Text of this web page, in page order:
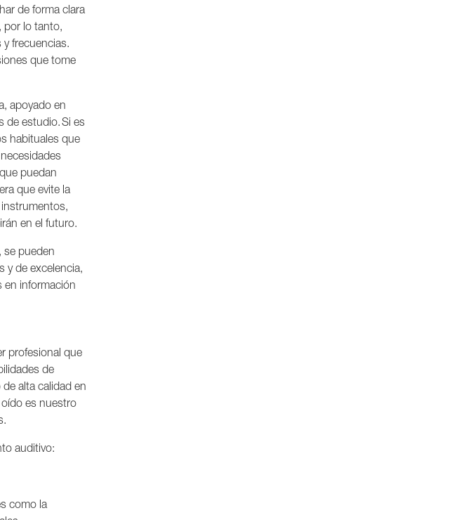
de forma clara
por lo tanto,
frecuencias.
que tome
apoyado en
de estudio. Si es
habituales que
puedan
que evite la
en el futuro.
se pueden
y de excelencia,
en información
profesional que
de
alta calidad en
es nuestro
auditivo:
como la